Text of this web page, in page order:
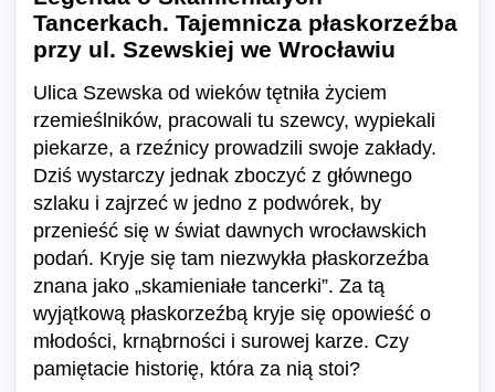
Tancerkach. Tajemnicza płaskorzeźba
przy ul. Szewskiej we Wrocławiu
Ulica Szewska od wieków tętniła życiem
rzemieślników, pracowali tu szewcy, wypiekali
piekarze, a rzeźnicy prowadzili swoje zakłady.
Dziś wystarczy jednak zboczyć z głównego
szlaku i zajrzeć w jedno z podwórek, by
przenieść się w świat dawnych wrocławskich
podań. Kryje się tam niezwykła płaskorzeźba
znana jako „skamieniałe tancerki”. Za tą
wyjątkową płaskorzeźbą kryje się opowieść o
młodości, krnąbrności i surowej karze. Czy
pamiętacie historię, która za nią stoi?